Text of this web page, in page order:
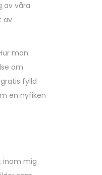
av våra
av
man
om
fylld
en nyfiken
inom mig